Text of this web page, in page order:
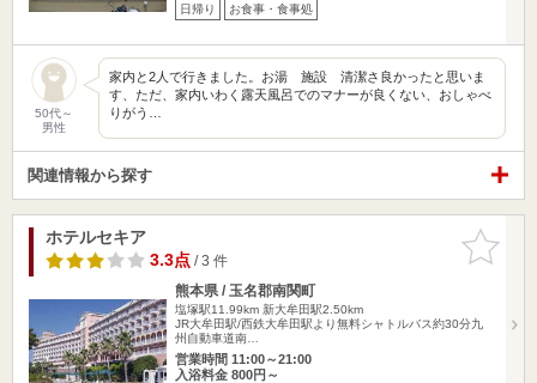
日帰り お食事・食事処
50代～
男性
家内と2人で行きました。お湯 施設 清潔さ良かったと思いま
す、ただ、家内いわく露天風呂でのマナーが良くない、おしゃべ
りがう…
関連情報から探す
お気に入
りに追加
ホテルセキア
3.3点/ 3 件
熊本県 / 玉名郡南関町
塩塚駅11.99km 新大牟田駅2.50km
JR大牟田駅/西鉄大牟田駅より無料シャトルバス約30分九
州自動車道南…
営業時間 11:00～21:00
入浴料金 800円～